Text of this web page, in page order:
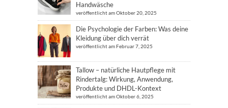
Handwäsche
veröffentlicht am Oktober 20, 2025
Die Psychologie der Farben: Was deine
Kleidung über dich verrät
veröffentlicht am Februar 7, 2025
Tallow – natürliche Hautpflege mit
Rindertalg: Wirkung, Anwendung,
Produkte und DHDL-Kontext
veröffentlicht am Oktober 6, 2025